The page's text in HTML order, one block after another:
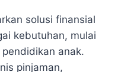
solusi finansial
kebutuhan, mulai
anak.
pinjaman,